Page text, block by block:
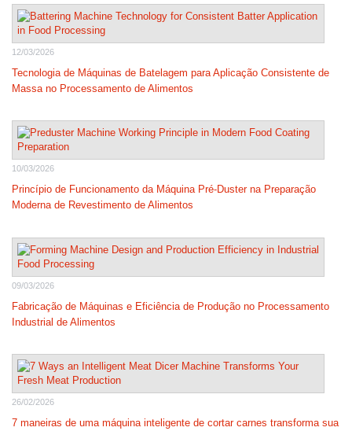
12/03/2026
Tecnologia de Máquinas de Batelagem para Aplicação Consistente de
Massa no Processamento de Alimentos
10/03/2026
Princípio de Funcionamento da Máquina Pré-Duster na Preparação
Moderna de Revestimento de Alimentos
09/03/2026
Fabricação de Máquinas e Eficiência de Produção no Processamento
Industrial de Alimentos
26/02/2026
7 maneiras de uma máquina inteligente de cortar carnes transforma sua